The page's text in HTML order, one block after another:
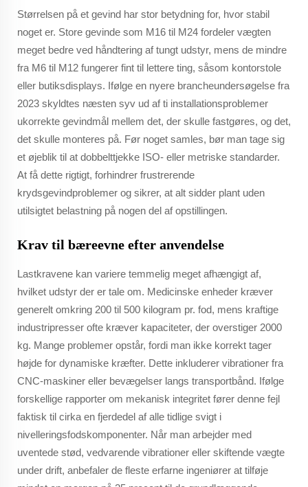
Størrelsen på et gevind har stor betydning for, hvor stabil
noget er. Store gevinde som M16 til M24 fordeler vægten
meget bedre ved håndtering af tungt udstyr, mens de mindre
fra M6 til M12 fungerer fint til lettere ting, såsom kontorstole
eller butiksdisplays. Ifølge en nyere brancheundersøgelse fra
2023 skyldtes næsten syv ud af ti installationsproblemer
ukorrekte gevindmål mellem det, der skulle fastgøres, og det,
det skulle monteres på. Før noget samles, bør man tage sig
et øjeblik til at dobbelttjekke ISO- eller metriske standarder.
At få dette rigtigt, forhindrer frustrerende
krydsgevindproblemer og sikrer, at alt sidder plant uden
utilsigtet belastning på nogen del af opstillingen.
Krav til bæreevne efter anvendelse
Lastkravene kan variere temmelig meget afhængigt af,
hvilket udstyr der er tale om. Medicinske enheder kræver
generelt omkring 200 til 500 kilogram pr. fod, mens kraftige
industripresser ofte kræver kapaciteter, der overstiger 2000
kg. Mange problemer opstår, fordi man ikke korrekt tager
højde for dynamiske kræfter. Dette inkluderer vibrationer fra
CNC-maskiner eller bevægelser langs transportbånd. Ifølge
forskellige rapporter om mekanisk integritet fører denne fejl
faktisk til cirka en fjerdedel af alle tidlige svigt i
nivelleringsfodskomponenter. Når man arbejder med
uventede stød, vedvarende vibrationer eller skiftende vægte
under drift, anbefaler de fleste erfarne ingeniører at tilføje